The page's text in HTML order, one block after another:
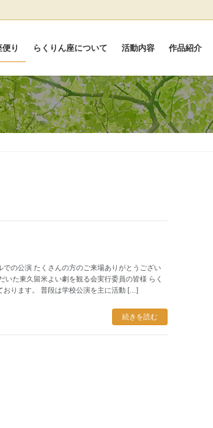
り らくりん座について 活動内容 作品紹介
の公演 たくさんの方のご来場ありがとうござい
いた東久留米よい劇を観る会実行委員の皆様 らく
おります。 普段は学校公演を主に活動 […]
続きを読む